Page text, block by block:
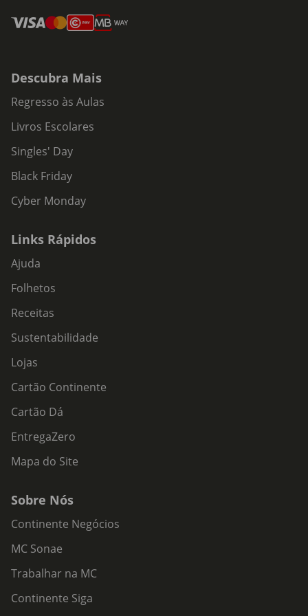
Descubra Mais
Regresso às Aulas
Livros Escolares
Singles' Day
Black Friday
Cyber Monday
Links Rápidos
Ajuda
Folhetos
Receitas
Sustentabilidade
Lojas
Cartão Continente
Cartão Dá
EntregaZero
Mapa do Site
Sobre Nós
Continente Negócios
MC Sonae
Trabalhar na MC
Continente Siga